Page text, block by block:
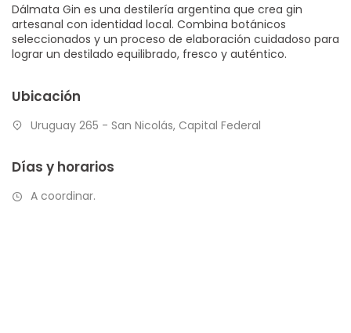
Dálmata Gin es una destilería argentina que crea gin
artesanal con identidad local. Combina botánicos
seleccionados y un proceso de elaboración cuidadoso para
lograr un destilado equilibrado, fresco y auténtico.
Ubicación
Uruguay 265 - San Nicolás, Capital Federal
Días y horarios
A coordinar.